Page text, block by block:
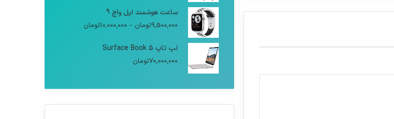
ساعت هوشمند اپل واچ 9
9,500,000تومان –
10,000,000تومان
لپ تاپ Surface Book 5
70,000,000تومان